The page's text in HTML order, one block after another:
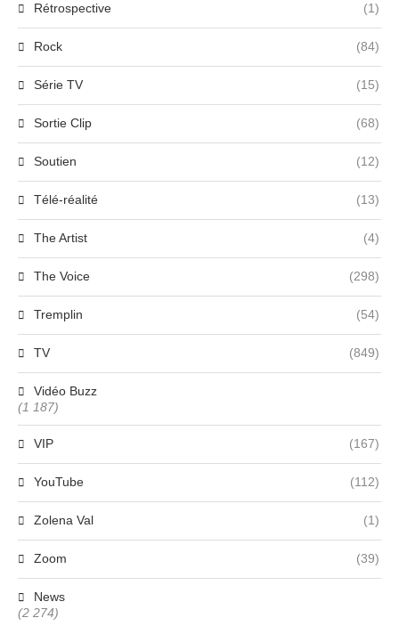
Rétrospective (1)
Rock (84)
Série TV (15)
Sortie Clip (68)
Soutien (12)
Télé-réalité (13)
The Artist (4)
The Voice (298)
Tremplin (54)
TV (849)
Vidéo Buzz
(1 187)
VIP (167)
YouTube (112)
Zolena Val (1)
Zoom (39)
News
(2 274)